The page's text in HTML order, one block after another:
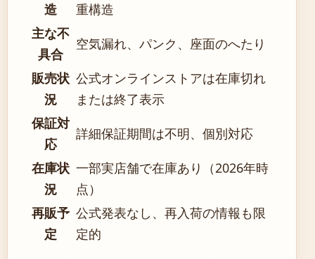
造
重構造
主な不
具合
空気漏れ、パンク、座面のへたり
販売状
況
公式オンラインストアは在庫切れ
または終了表示
保証対
応
詳細保証期間は不明、個別対応
在庫状
況
一部実店舗で在庫あり（2026年時
点）
再販予
定
公式発表なし、再入荷の情報も限
定的